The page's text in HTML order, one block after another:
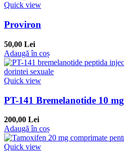
Quick view
Proviron
50,00 Lei
Adaugă în coș
Quick view
PT-141 Bremelanotide 10 mg
200,00 Lei
Adaugă în coș
Quick view